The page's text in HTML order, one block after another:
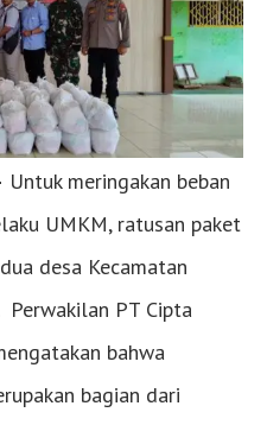
Untuk meringakan beban
UMKM, ratusan paket
desa Kecamatan
Perwakilan PT Cipta
bahwa
bagian dari